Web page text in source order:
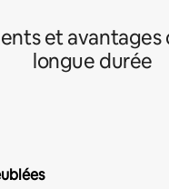
et avantages
longue durée